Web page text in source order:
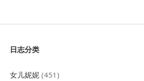
Sidebar
日志分类
女儿妮妮 (451)